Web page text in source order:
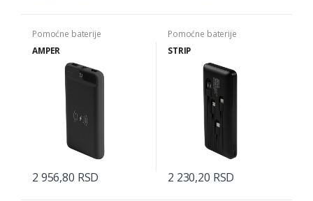
Pomoćne baterije
AMPER
2 956,80 RSD
Pomoćne baterije
STRIP
2 230,20 RSD